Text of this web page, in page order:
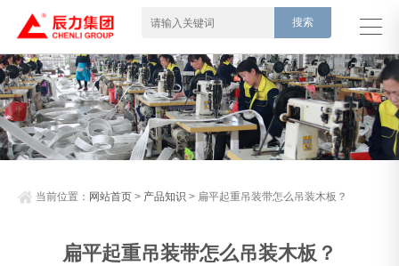
当前位置： 网站首页 > 产品知识 > 扁平起重吊装带怎么吊装木板？
扁平起重吊装带怎么吊装木板？